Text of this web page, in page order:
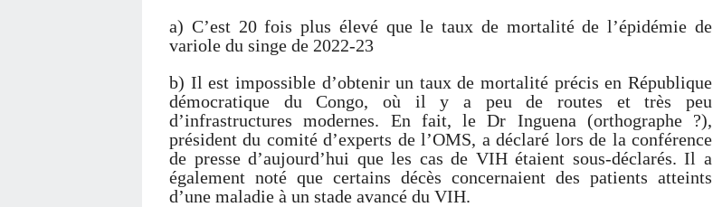
a) C’est 20 fois plus élevé que le taux de mortalité de l’épidémie de
variole du singe de 2022-23
b) Il est impossible d’obtenir un taux de mortalité précis en République
démocratique du Congo, où il y a peu de routes et très peu
d’infrastructures modernes. En fait, le Dr Inguena (orthographe ?),
président du comité d’experts de l’OMS, a déclaré lors de la conférence
de presse d’aujourd’hui que les cas de VIH étaient sous-déclarés. Il a
également noté que certains décès concernaient des patients atteints
d’une maladie à un stade avancé du VIH.